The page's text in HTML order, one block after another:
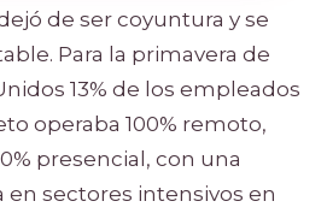
de ser coyuntura y se
Para la primavera de
13% de los empleados
operaba 100% remoto,
presencial, con una
en sectores intensivos en